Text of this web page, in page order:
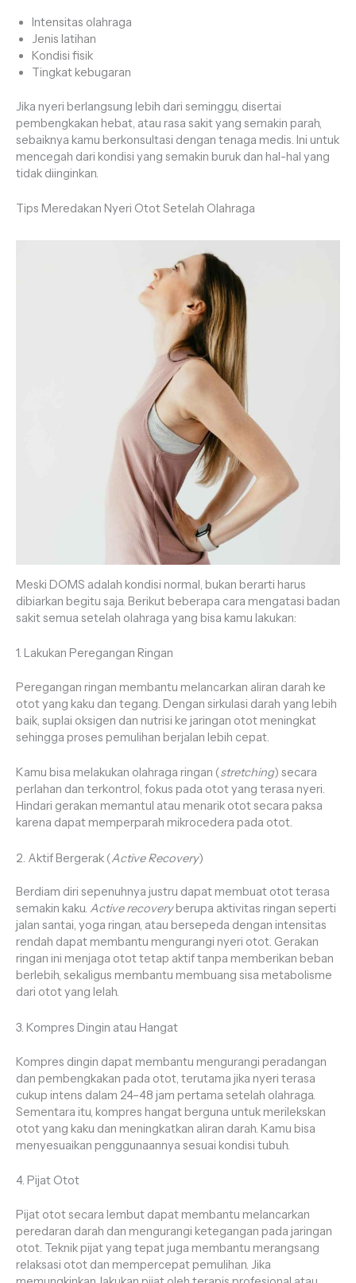
Intensitas olahraga
Jenis latihan
Kondisi fisik
Tingkat kebugaran
Jika nyeri berlangsung lebih dari seminggu, disertai
pembengkakan hebat, atau rasa sakit yang semakin parah,
sebaiknya kamu berkonsultasi dengan tenaga medis. Ini untuk
mencegah dari kondisi yang semakin buruk dan hal-hal yang
tidak diinginkan.
Tips Meredakan Nyeri Otot Setelah Olahraga
Meski DOMS adalah kondisi normal, bukan berarti harus
dibiarkan begitu saja. Berikut beberapa cara mengatasi badan
sakit semua setelah olahraga yang bisa kamu lakukan:
1. Lakukan Peregangan Ringan
Peregangan ringan membantu melancarkan aliran darah ke
otot yang kaku dan tegang. Dengan sirkulasi darah yang lebih
baik, suplai oksigen dan nutrisi ke jaringan otot meningkat
sehingga proses pemulihan berjalan lebih cepat.
Kamu bisa melakukan olahraga ringan (stretching) secara
perlahan dan terkontrol, fokus pada otot yang terasa nyeri.
Hindari gerakan memantul atau menarik otot secara paksa
karena dapat memperparah mikrocedera pada otot.
2. Aktif Bergerak (Active Recovery)
Berdiam diri sepenuhnya justru dapat membuat otot terasa
semakin kaku. Active recoveryberupa aktivitas ringan seperti
jalan santai, yoga ringan, atau bersepeda dengan intensitas
rendah dapat membantu mengurangi nyeri otot. Gerakan
ringan ini menjaga otot tetap aktif tanpa memberikan beban
berlebih, sekaligus membantu membuang sisa metabolisme
dari otot yang lelah.
3. Kompres Dingin atau Hangat
Kompres dingin dapat membantu mengurangi peradangan
dan pembengkakan pada otot, terutama jika nyeri terasa
cukup intens dalam 24–48 jam pertama setelah olahraga.
Sementara itu, kompres hangat berguna untuk merilekskan
otot yang kaku dan meningkatkan aliran darah. Kamu bisa
menyesuaikan penggunaannya sesuai kondisi tubuh.
4. Pijat Otot
Pijat otot secara lembut dapat membantu melancarkan
peredaran darah dan mengurangi ketegangan pada jaringan
otot. Teknik pijat yang tepat juga membantu merangsang
relaksasi otot dan mempercepat pemulihan. Jika